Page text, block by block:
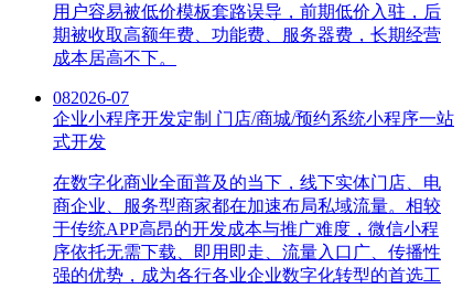
用户容易被低价模板套路误导，前期低价入驻，后
期被收取高额年费、功能费、服务器费，长期经营
成本居高不下。
082026-07
企业小程序开发定制 门店/商城/预约系统小程序一站
式开发
在数字化商业全面普及的当下，线下实体门店、电
商企业、服务型商家都在加速布局私域流量。相较
于传统APP高昂的开发成本与推广难度，微信小程
序依托无需下载、即用即走、流量入口广、传播性
强的优势，成为各行各业企业数字化转型的首选工